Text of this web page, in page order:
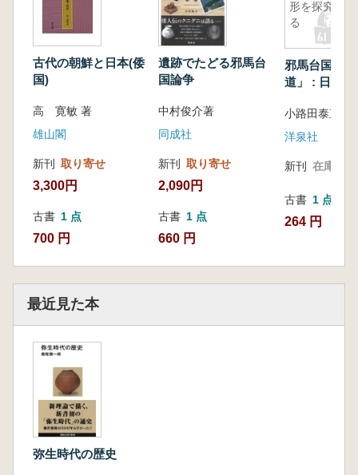
古代の朝鮮と日本(倭
国)
高 寛敏 著
雄山閣
新刊 取り寄せ
3,300円
古書 1 点
700 円
遺跡でたどる邪馬台
国論争
中村俊介著
同成社
新刊 取り寄せ
2,090円
古書 1 点
660 円
形を探究す
る
邪馬台国と
道」 : 日本の
小路田泰直著
洋泉社
新刊 在庫なし
古書 1 点
264 円
最近見た本
弥生時代の歴史